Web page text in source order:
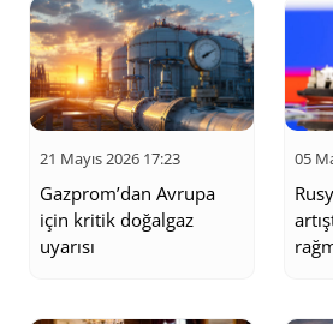
popülaritesi doğalgaz talebini
fiyatlarda ve talep tahminlerinde önemli rol oynar.
Türkiye gibi doğalgaz ithalatına bağımlı
etkiler, döviz kuru değişimleri ve
doğrudan ilişkilidir. Türkiye’nin doğalgaz
vadeli ithalat anlaşmaları ve yeni keşifler,
gelişmeleri, fiyat dalgalanmalarını,
politikalarındaki değişiklikleri takip etmek
bir kaynak sunmayı hedefler. Enerji
güvenilir bilgilere kolayca ulaşabileceğiniz
kararlar almanıza katkıda bulunacaktır.
21 Mayıs 2026 17:23
Gazprom’dan Avrupa
için kritik doğalgaz
uyarısı
05